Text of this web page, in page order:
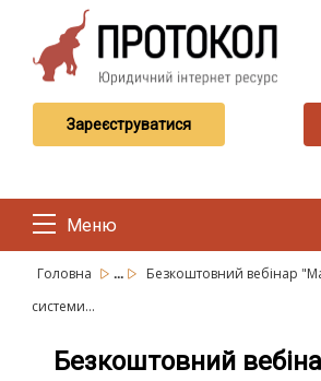
Зареєструватися
Меню
Головна ...
Безкоштовний вебінар
системи...
Безкоштовний